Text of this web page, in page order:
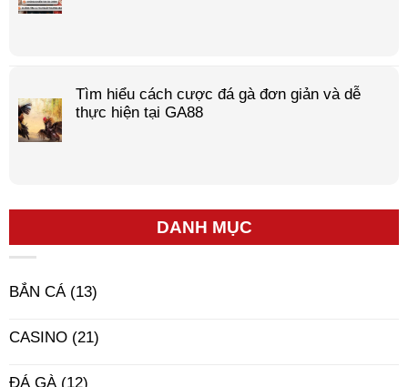
Tìm hiểu cách cược đá gà đơn giản và dễ
thực hiện tại GA88
DANH MỤC
BẮN CÁ(13)
CASINO (21)
ĐÁ GÀ(12)